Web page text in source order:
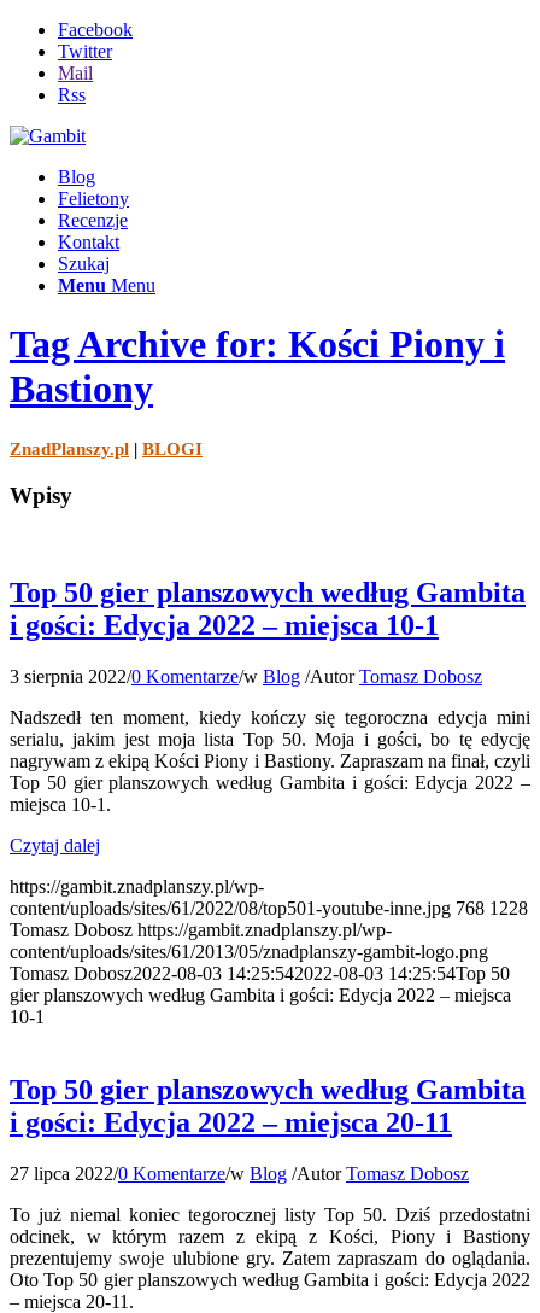
Facebook
Twitter
Mail
Rss
Blog
Felietony
Recenzje
Kontakt
Szukaj
Menu Menu
Tag Archive for: Kości Piony i
Bastiony
ZnadPlanszy.pl | BLOGI
Wpisy
Top 50 gier planszowych według Gambita
i gości: Edycja 2022 – miejsca 10-1
3 sierpnia 2022/0 Komentarze/w Blog /AutorTomasz Dobosz
Nadszedł ten moment, kiedy kończy się tegoroczna edycja mini
serialu, jakim jest moja lista Top 50. Moja i gości, bo tę edycję
nagrywam z ekipą Kości Piony i Bastiony. Zapraszam na finał, czyli
Top 50 gier planszowych według Gambita i gości: Edycja 2022 –
miejsca 10-1.
Czytaj dalej
https://gambit.znadplanszy.pl/wp-
content/uploads/sites/61/2022/08/top501-youtube-inne.jpg 768 1228
Tomasz Dobosz https://gambit.znadplanszy.pl/wp-
content/uploads/sites/61/2013/05/znadplanszy-gambit-logo.png
Tomasz Dobosz2022-08-03 14:25:542022-08-03 14:25:54Top 50
gier planszowych według Gambita i gości: Edycja 2022 – miejsca
10-1
Top 50 gier planszowych według Gambita
i gości: Edycja 2022 – miejsca 20-11
27 lipca 2022/0 Komentarze/w Blog /AutorTomasz Dobosz
To już niemal koniec tegorocznej listy Top 50. Dziś przedostatni
odcinek, w którym razem z ekipą z Kości, Piony i Bastiony
prezentujemy swoje ulubione gry. Zatem zapraszam do oglądania.
Oto Top 50 gier planszowych według Gambita i gości: Edycja 2022
– miejsca 20-11.